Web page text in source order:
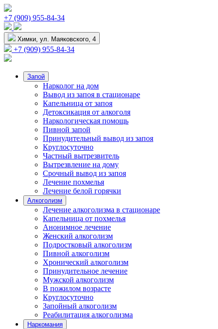
+7 (909) 955-84-34
Химки, ул. Маяковского, 4
+7 (909) 955-84-34
Запой
Нарколог на дом
Вывод из запоя в стационаре
Капельница от запоя
Детоксикация от алкоголя
Наркологическая помощь
Пивной запой
Принудительный вывод из запоя
Круглосуточно
Частный вытрезвитель
Вытрезвление на дому
Срочный вывод из запоя
Лечение похмелья
Лечение белой горячки
Алкоголизм
Лечение алкоголизма в стационаре
Капельница от похмелья
Анонимное лечение
Женский алкоголизм
Подростковый алкоголизм
Пивной алкоголизм
Хронический алкоголизм
Принудительное лечение
Мужской алкоголизм
В пожилом возрасте
Круглосуточно
Запойный алкоголизм
Реабилитация алкоголизма
Наркомания